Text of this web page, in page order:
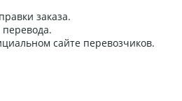
заказа.
сайте перевозчиков.